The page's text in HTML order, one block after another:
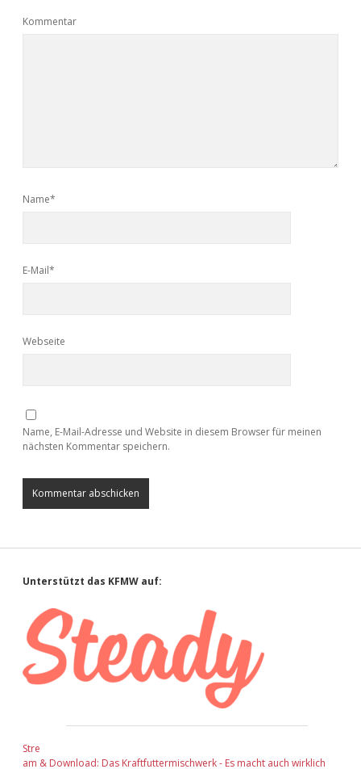
Kommentar
Name*
E-Mail*
Webseite
Name, E-Mail-Adresse und Website in diesem Browser für meinen
nächsten Kommentar speichern.
Sidebar
Unterstützt das KFMW auf:
Stre
am & Download: Das Kraftfuttermischwerk - Es macht auch wirklich